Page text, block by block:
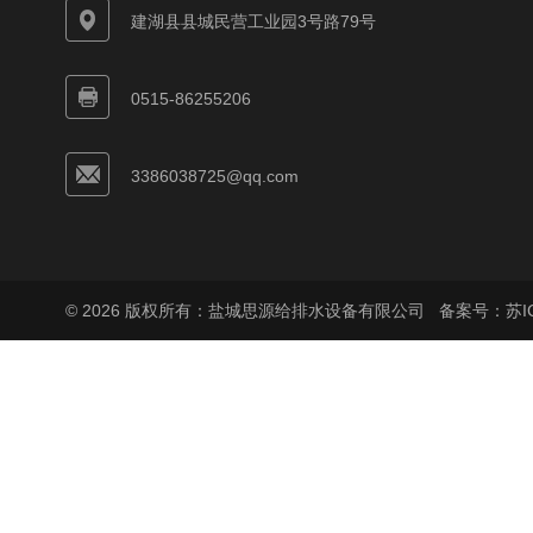
建湖县县城民营工业园3号路79号
0515-86255206
3386038725@qq.com
© 2026 版权所有：盐城思源给排水设备有限公司 备案号：苏